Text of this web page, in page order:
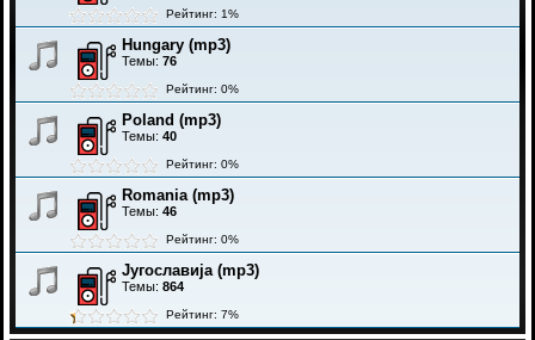
Рейтинг: 1%
Hungary (mp3)
Темы: 76
Рейтинг: 0%
Poland (mp3)
Темы: 40
Рейтинг: 0%
Romania (mp3)
Темы: 46
Рейтинг: 0%
Југославија (mp3)
Темы: 864
Рейтинг: 7%